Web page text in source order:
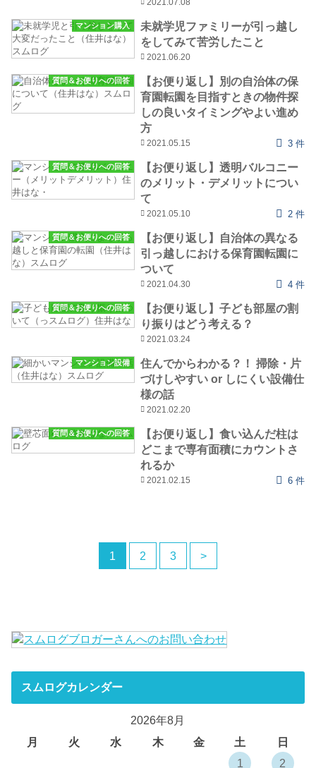
2021.07.08
マンション購入
未就学児ファミリーが引っ越し
をしてみて苦労したこと
2021.06.20
質問＆お便りへの回答
【お便り返し】別の自治体の保
育園転園を目指すときの物件探
しの良いタイミングやよい進め
方
2021.05.15 3 件
質問＆お便りへの回答
【お便り返し】透明バルコニー
のメリット・デメリットについ
て
2021.05.10 2 件
質問＆お便りへの回答
【お便り返し】自治体の異なる
引っ越しにおける保育園転園に
ついて
2021.04.30 4 件
質問＆お便りへの回答
【お便り返し】子ども部屋の割
り振りはどう考える？
2021.03.24
マンション設備
住んでからわかる？！ 掃除・片
づけしやすい or しにくい設備仕
様の話
2021.02.20
質問＆お便りへの回答
【お便り返し】食い込んだ柱は
どこまで専有面積にカウントさ
れるか
2021.02.15 6 件
1 2 3 >
スムログカレンダー
2026年8月
月
火 水 木 金 土
日
1
2